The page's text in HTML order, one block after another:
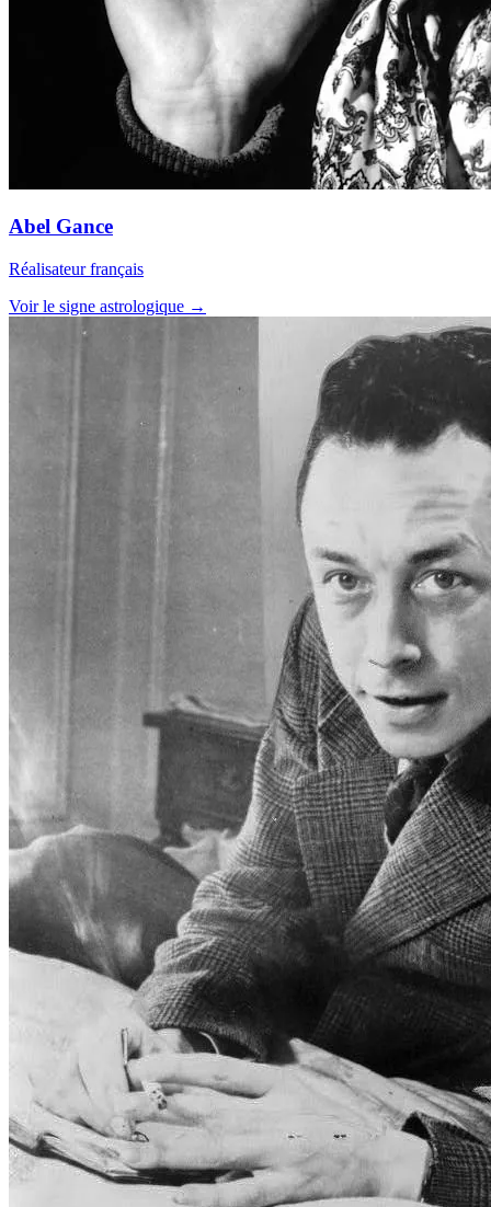
Abel Gance
Réalisateur français
Voir le signe astrologique →